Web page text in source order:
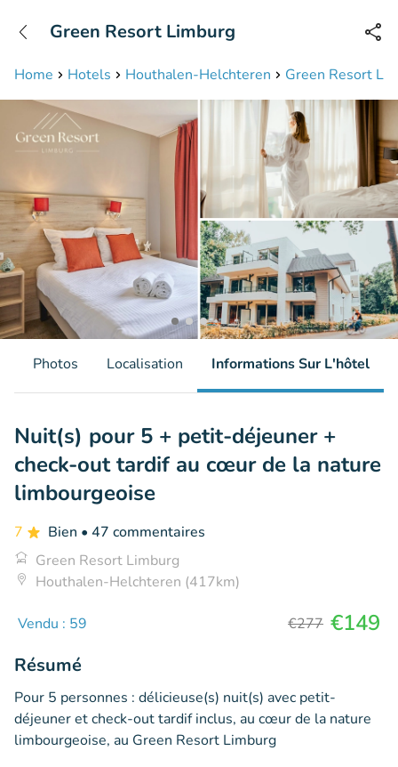
Disponible jusqu'à 23:00 heures
Home Hotels Houthalen-Helchteren Green Resort
Green Resort Limburg
Photos Localisation Informations Sur L'hôtel
Nuit(s) pour 5 + petit-déjeuner +
check-out tardif au cœur de la nature
limbourgeoise
7 Bien • 47 commentaires
Green Resort Limburg
Houthalen-Helchteren (417km)
Vendu : 59 €277 €149
Résumé
Pour 5 personnes : délicieuse(s) nuit(s) avec petit-
déjeuner et check-out tardif inclus, au cœur de la nature
limbourgeoise, au Green Resort Limburg